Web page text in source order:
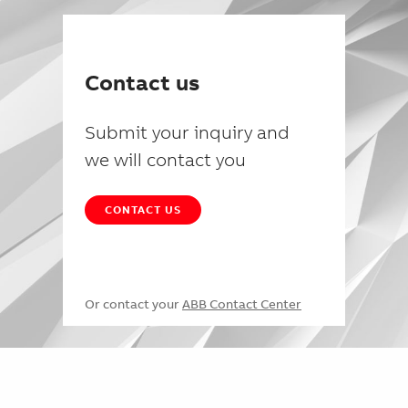
Contact us
Submit your inquiry and
we will contact you
CONTACT US
Or contact your ABB Contact Center